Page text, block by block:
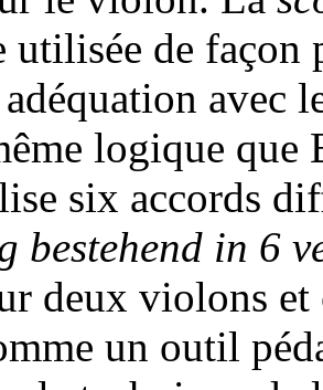
utilisée de façon
avec
logique que
six accords
bestehend in 6
deux violons
un outil